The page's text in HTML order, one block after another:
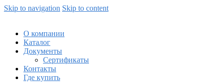
Skip to navigation Skip to content
О компании
Каталог
Документы
Сертификаты
Контакты
Где купить